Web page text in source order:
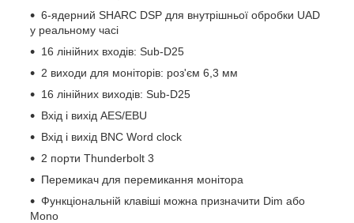
6-ядерний SHARC DSP для внутрішньої обробки UAD
у реальному часі
16 лінійних входів: Sub-D25
2 виходи для моніторів: роз'єм 6,3 мм
16 лінійних виходів: Sub-D25
Вхід і вихід AES/EBU
Вхід і вихід BNC Word clock
2 порти Thunderbolt 3
Перемикач для перемикання монітора
Функціональній клавіші можна призначити Dim або
Mono